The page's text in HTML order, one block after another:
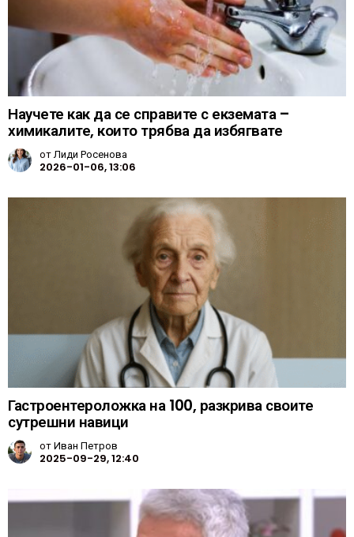
Научете как да се справите с екземата –
химикалите, които трябва да избягвате
отЛиди Росенова
2026-01-06, 13:06
Гастроентероложка на 100, разкрива своите
сутрешни навици
отИван Петров
2025-09-29, 12:40